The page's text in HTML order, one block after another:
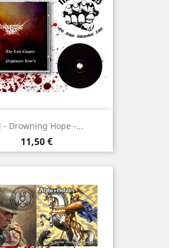
- Drowning Hope -...
Prix
11,50 €